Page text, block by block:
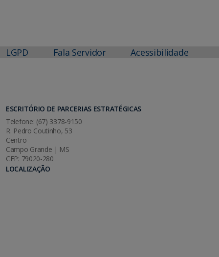
LGPD Fala Servidor Acessibilidade
ESCRITÓRIO DE PARCERIAS ESTRATÉGICAS
Telefone: (67) 3378-9150
R. Pedro Coutinho, 53
Centro
Campo Grande | MS
CEP: 79020-280
LOCALIZAÇÃO